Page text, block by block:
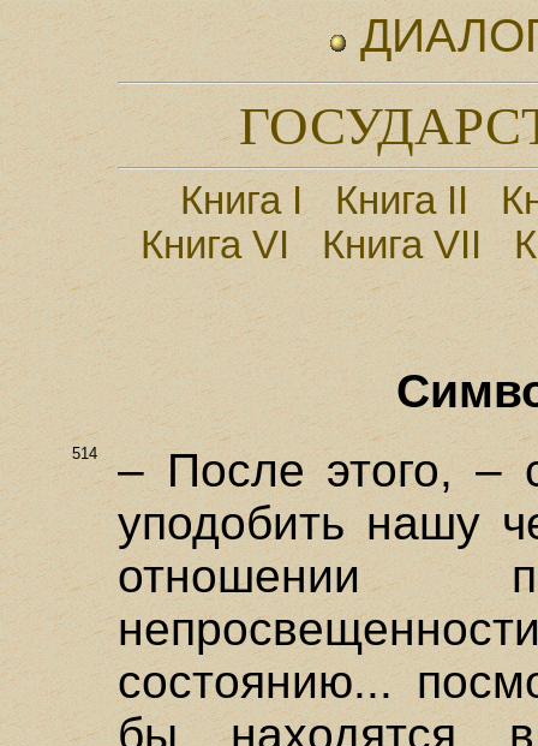
Книга I Книга II
Книга VI
Книга VII
514
– После этого, –
уподобить нашу
отношении
состоянию...
бы находятся